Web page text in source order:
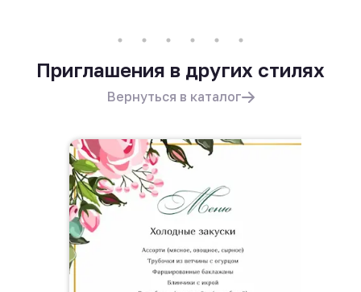
Приглашения в других стилях
Вернуться в каталог